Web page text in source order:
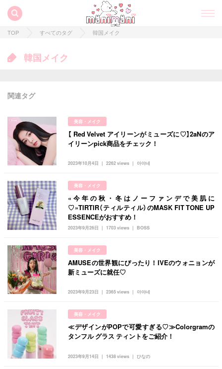
manimani について
カテゴリー一覧
キュレーター一覧
運営会社
プライバシーポリシー
お問い合わせ
韓国 オルチャン 韓国コスメ
メイク k-pop コスメ ファッション
kpop トレンド 韓国メイク
オルチャンメイク twice 人気
韓国ドラマ カフェ
TOP すべてのタグ 韓国メイク
韓国メイク
関連タグ
美容・メイク
2023年10月4日 아야네
2262 views
【 Red Velvet アイリーンがミューズに♡】2aNのア
イリーンpick商品をチェック！
美容・メイク
2023年9月26日 BOSS
1703 views
«今年の秋・冬はノーファンデで美肌に
♡»TIRTIR（ティルティル）のMASK FIT TONE UP
ESSENCEがおすすめ！
美容・メイク
2023年9月23日 아야네
2365 views
AMUSEの世界観にぴったり！IVEのウォニョンが
新ミューズに就任♡
美容・メイク
2023年9月14日 ひなの
1438 views
≪デザインがPOPで可愛すぎる♡≫Colorgramの
タンフル グラス ティントをご紹介！